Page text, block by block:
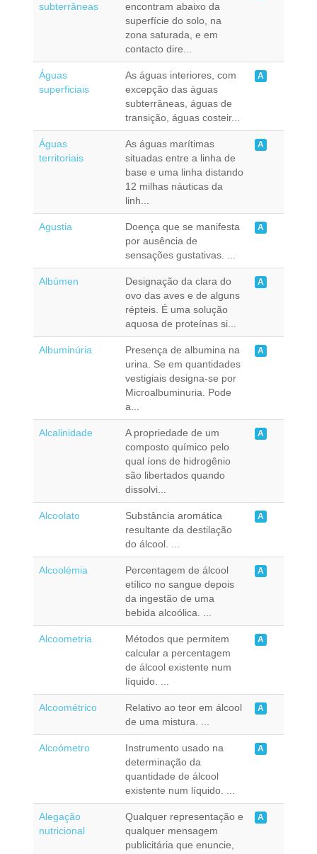
subterrâneas
encontram abaixo da
superfície do solo, na
zona saturada, e em
contacto dire...
Águas
superficiais
As águas interiores, com
excepção das águas
subterrâneas, águas de
transição, águas costeir...
A
Águas
territoriais
As águas marítimas
situadas entre a linha de
base e uma linha distando
12 milhas náuticas da
linh...
A
Agustia
Doença que se manifesta
por ausência de
sensações gustativas. ...
A
Albúmen
Designação da clara do
ovo das aves e de alguns
répteis. É uma solução
aquosa de proteínas si...
A
Albuminúria
Presença de albumina na
urina. Se em quantidades
vestigiais designa-se por
Microalbuminuria. Pode
a...
A
Alcalinidade
A propriedade de um
composto químico pelo
qual íons de hidrogênio
são libertados quando
dissolvi...
A
Alcoolato
Substância aromática
resultante da destilação
do álcool. ...
A
Alcoolémia
Percentagem de álcool
etílico no sangue depois
da ingestão de uma
bebida alcoólica. ...
A
Alcoometria
Métodos que permitem
calcular a percentagem
de álcool existente num
líquido. ...
A
Alcoométrico
Relativo ao teor em álcool
de uma mistura. ...
A
Alcoómetro
Instrumento usado na
determinação da
quantidade de álcool
existente num líquido. ...
A
Alegação
nutricional
Qualquer representação e
qualquer mensagem
publicitária que enuncie,
A